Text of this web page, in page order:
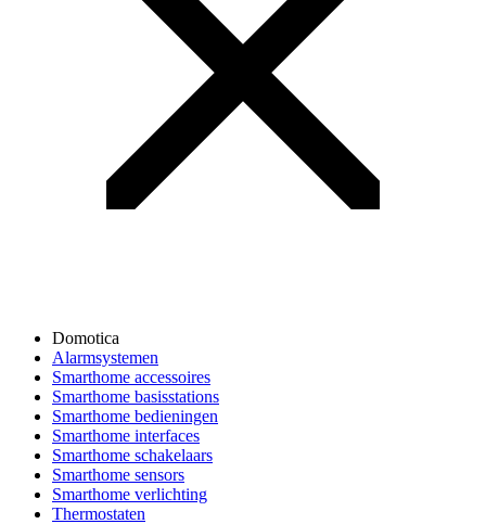
Domotica
Alarmsystemen
Smarthome accessoires
Smarthome basisstations
Smarthome bedieningen
Smarthome interfaces
Smarthome schakelaars
Smarthome sensors
Smarthome verlichting
Thermostaten